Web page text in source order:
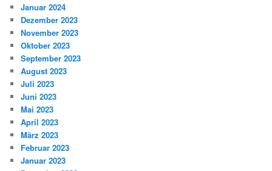
Januar 2024
Dezember 2023
November 2023
Oktober 2023
September 2023
August 2023
Juli 2023
Juni 2023
Mai 2023
April 2023
März 2023
Februar 2023
Januar 2023